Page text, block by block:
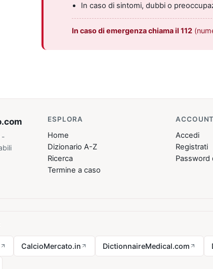
In caso di sintomi, dubbi o
In caso di emergenza chiama il 112
.com
-
ESPLORA
Home
Dizionario A-Z
Ricerca
Termine a caso
ACCOUNT
Accedi
Registrati
Password
CalcioMercato.in DictionnaireMedical.com